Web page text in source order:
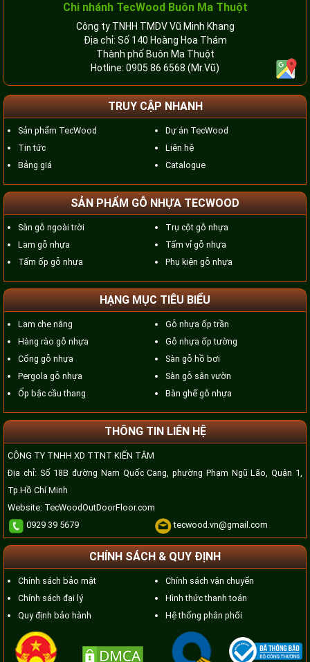
Chi nhánh TecWood Buôn Ma Thuột
Công ty TNHH TMDV Vũ Minh Khang
Địa chỉ: Số 140 Hoàng Hoa Thám
Thành phố Buôn Ma Thuột
Hotline: 0905 86 6568 (Mr.Vũ)
TRUY CẬP NHANH
Sản phẩm TecWood
Tin tức
Bảng giá
Dự án TecWood
Liên hệ
Catalogue
SẢN PHẨM GỖ NHỰA TECWOOD
Sàn gỗ ngoài trời
Lam gỗ nhựa
Tấm ốp gỗ nhựa
Trụ cột gỗ nhựa
Tấm vỉ gỗ nhựa
Phụ kiện gỗ nhựa
HẠNG MỤC TIÊU BIỂU
Lam che nắng
Hàng rào gỗ nhựa
Cổng gỗ nhựa
Pergola gỗ nhựa
Ốp bậc cầu thang
Gỗ nhựa ốp trần
Gỗ nhựa ốp tường
Sàn gỗ hồ bơi
Sàn gỗ sân vườn
Bàn ghế gỗ nhựa
THÔNG TIN LIÊN HỆ
CÔNG TY TNHH XD TTNT KIẾN TÂM
Địa chỉ: Số 18B đường Nam Quốc Cang, phường Phạm Ngũ Lão, Quận 1,
Tp.Hồ Chí Minh
Website: TecWoodOutDoorFloor.com
0929 39 5679
tecwood.vn@gmail.com
CHÍNH SÁCH & QUY ĐỊNH
Chính sách bảo mật
Chính sách đại lý
Quy định bảo hành
Chính sách vận chuyển
Hình thức thanh toán
Hệ thống phân phối